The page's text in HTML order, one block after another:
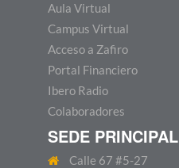
Aula Virtual
Campus Virtual
Acceso a Zafiro
Portal Financiero
Ibero Radio
Colaboradores
SEDE PRINCIPAL
Calle 67 #5-27